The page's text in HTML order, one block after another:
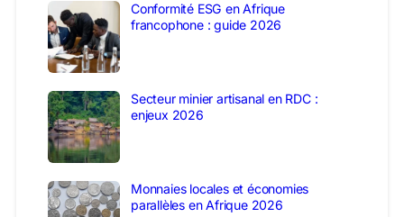
Conformité ESG en Afrique
francophone : guide 2026
Secteur minier artisanal en RDC :
enjeux 2026
Monnaies locales et économies
parallèles en Afrique 2026